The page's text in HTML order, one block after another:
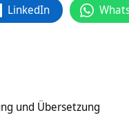
LinkedIn
und Übersetzung